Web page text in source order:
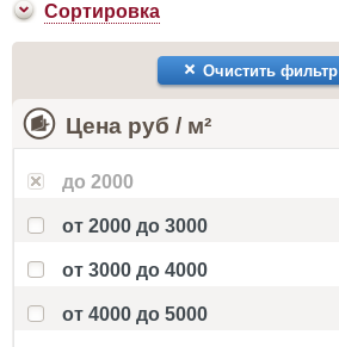
Сортировка
Очистить фильтр
Цена руб / м²
до 2000
от 2000 до 3000
от 3000 до 4000
от 4000 до 5000